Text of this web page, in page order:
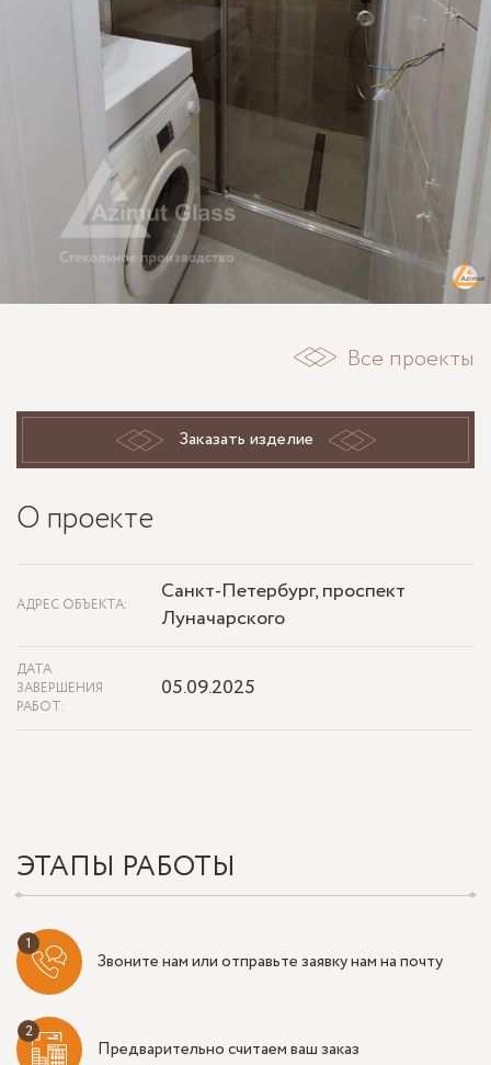
Все проекты
Заказать изделие
О проекте
АДРЕС ОБЪЕКТА:
Санкт-Петербург, проспект
Луначарского
ДАТА
ЗАВЕРШЕНИЯ
РАБОТ:
05.09.2025
ЭТАПЫ РАБОТЫ
Звоните нам или отправьте заявку нам на почту
Предварительно считаем ваш заказ